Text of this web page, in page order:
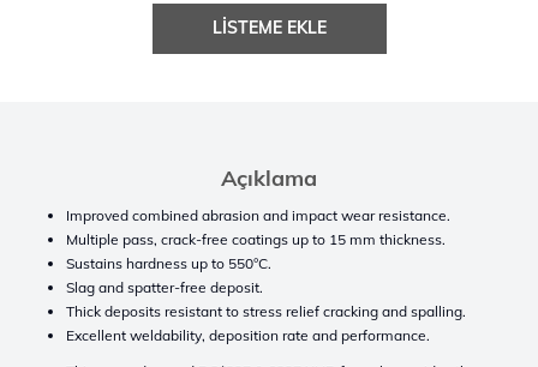
LISTEME EKLE
Açıklama
Improved combined abrasion and impact wear resistance.
Multiple pass, crack-free coatings up to 15 mm thickness.
Sustains hardness up to 550°C.
Slag and spatter-free deposit.
Thick deposits resistant to stress relief cracking and spalling.
Excellent weldability, deposition rate and performance.